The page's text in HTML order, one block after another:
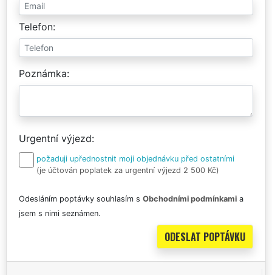
Telefon
Poznámka
Urgentní výjezd
požaduji upřednostnit moji objednávku před ostatními
(je účtován poplatek za urgentní výjezd 2 500 Kč)
Odesláním poptávky souhlasím s Obchodními podmínkami a
jsem s nimi seznámen.